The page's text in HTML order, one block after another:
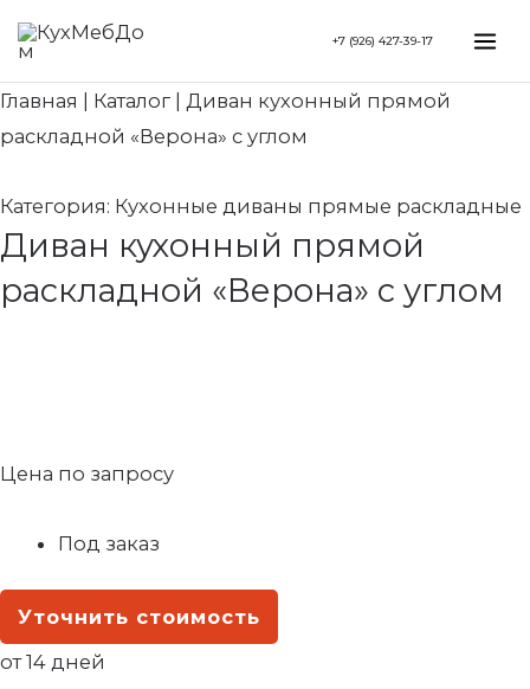
Перейти
содержимому
+7 (926) 427-39-17
Главная Каталог
Диван кухонный прямой
раскладной «Верона» с углом
Категория: Кухонные диваны прямые раскладные
Диван кухонный прямой
раскладной «Верона» с углом
Цена по запросу
Под заказ
Уточнить стоимость
от 14 дней
Search...